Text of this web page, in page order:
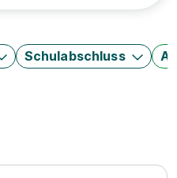
Schulabschluss